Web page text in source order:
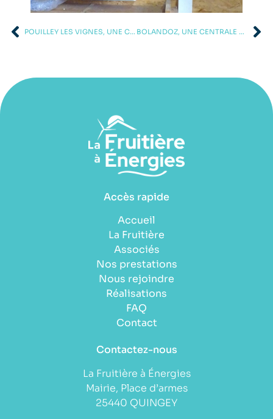
POUILLEY LES VIGNES, UNE CENTRALE PHOTOVOLTAÏQUE DE 6KWC BOLANDOZ, UNE CENTRALE PHOTOVOLTAÏQUE DE 6 KWC
Accès rapide
Accueil
La Fruitière
Associés
Nos prestations
Nous rejoindre
Réalisations
FAQ
Contact
Contactez-nous
La Fruitière à Énergies
Mairie, Place d’armes
25440 QUINGEY